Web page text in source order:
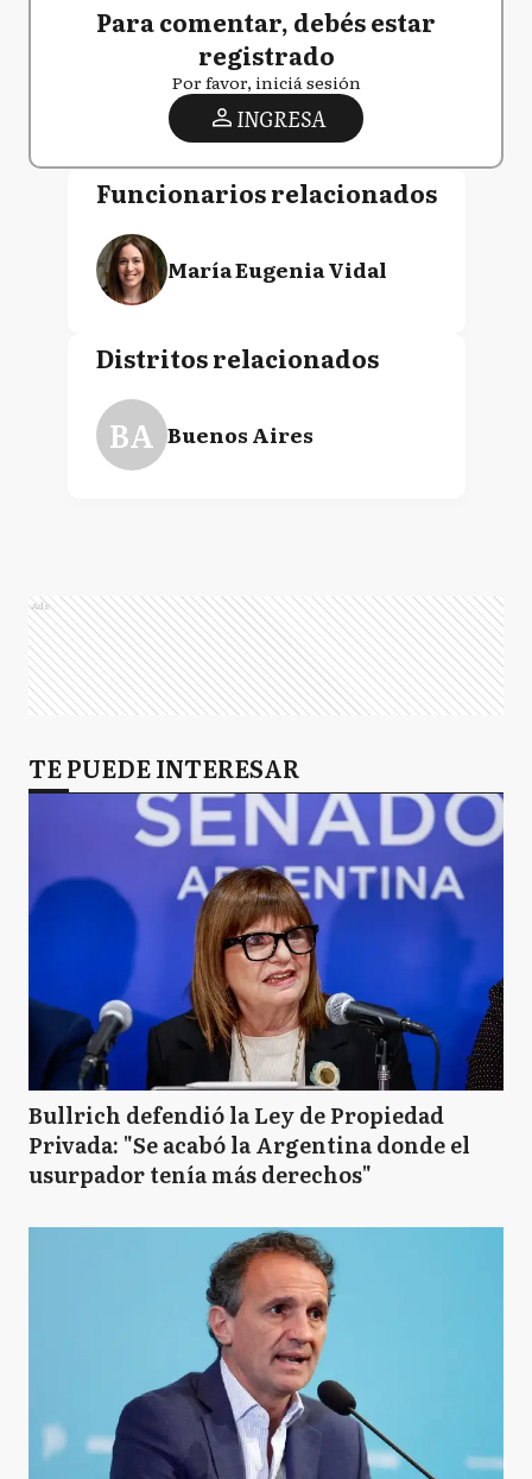
Para comentar, debés estar
registrado
Por favor, iniciá sesión
INGRESA
Funcionarios relacionados
María Eugenia Vidal
Distritos relacionados
BA Buenos Aires
Ads
TE PUEDE INTERESAR
Bullrich defendió la Ley de Propiedad
Privada: "Se acabó la Argentina donde el
usurpador tenía más derechos"